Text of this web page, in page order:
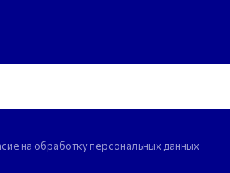
на обработку персональных данных